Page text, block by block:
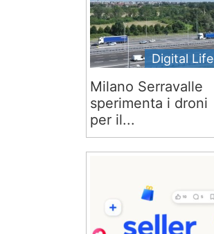
Digital Life
Milano Serravalle
sperimenta i droni
per il...